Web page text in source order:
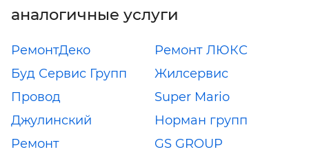
аналогичные услуги
РемонтДеко
Ремонт ЛЮКС
Буд Сервис Групп
Жилсервис
Провод
Super Mario
Джулинский
Норман групп
Ремонт
GS GROUP